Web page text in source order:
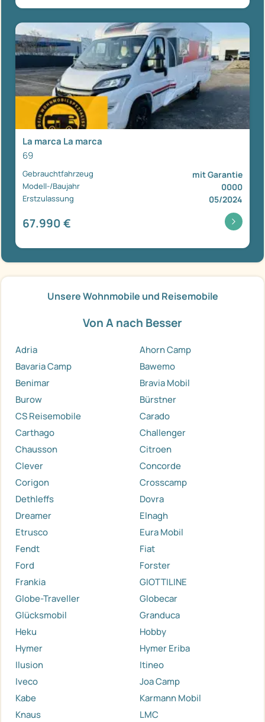
La marca La marca
69
Gebrauchtfahrzeug mit Garantie
Modell-/Baujahr 0000
Erstzulassung 05/2024
67.990 €
Unsere Wohnmobile und Reisemobile
Von A nach Besser
Adria
Ahorn Camp
Bavaria Camp
Bawemo
Benimar
Bravia Mobil
Burow
Bürstner
CS Reisemobile
Carado
Carthago
Challenger
Chausson
Citroen
Clever
Concorde
Corigon
Crosscamp
Dethleffs
Dovra
Dreamer
Elnagh
Etrusco
Eura Mobil
Fendt
Fiat
Ford
Forster
Frankia
GIOTTILINE
Globe-Traveller
Globecar
Glücksmobil
Granduca
Heku
Hobby
Hymer
Hymer Eriba
Ilusion
Itineo
Iveco
Joa Camp
Kabe
Karmann Mobil
Knaus
LMC